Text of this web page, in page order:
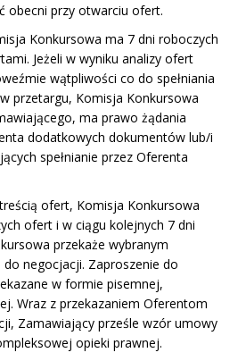
obecni przy otwarciu ofert.
Konkursowa ma 7 dni roboczych
Jeżeli w wyniku analizy ofert
wątpliwości co do spełniania
przetargu, Komisja Konkursowa
ma prawo żądania
dodatkowych dokumentów lub/i
spełnianie przez Oferenta
ofert, Komisja Konkursowa
ofert i w ciągu kolejnych 7 dni
przekaże wybranym
negocjacji. Zaproszenie do
w formie pisemnej,
Wraz z przekazaniem Oferentom
Zamawiający prześle wzór umowy
opieki prawnej.